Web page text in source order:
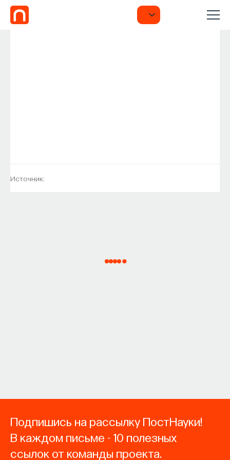
Источник:
Подпишись на рассылку ПостНауки!
В каждом письме - 10 полезных
ссылок от команды проекта.